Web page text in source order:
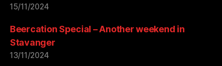
15/11/2024
Beercation Special – Another weekend in
Stavanger
13/11/2024